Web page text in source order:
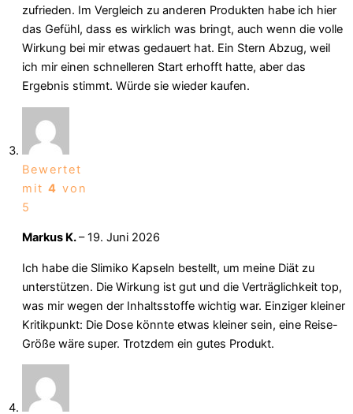
zufrieden. Im Vergleich zu anderen Produkten habe ich hier
das Gefühl, dass es wirklich was bringt, auch wenn die volle
Wirkung bei mir etwas gedauert hat. Ein Stern Abzug, weil
ich mir einen schnelleren Start erhofft hatte, aber das
Ergebnis stimmt. Würde sie wieder kaufen.
Bewertet
mit 4 von
5
Markus K.– 19. Juni 2026
Ich habe die Slimiko Kapseln bestellt, um meine Diät zu
unterstützen. Die Wirkung ist gut und die Verträglichkeit top,
was mir wegen der Inhaltsstoffe wichtig war. Einziger kleiner
Kritikpunkt: Die Dose könnte etwas kleiner sein, eine Reise-
Größe wäre super. Trotzdem ein gutes Produkt.